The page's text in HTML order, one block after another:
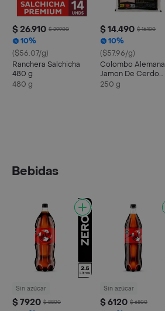
$ 26.910 $ 29.900
10%
($56.07/g)
Ranchera Salchicha
480 g
480 g
$ 14.490 $ 16.100
10%
($57.96/g)
Colombo Alemana
Jamon De Cerdo
Dulce
250 g
Bebidas
Sin azúcar
$ 7920 $ 8800
Sin azúcar
$ 6120 $ 6800